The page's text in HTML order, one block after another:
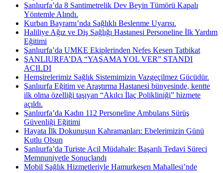
Şanlıurfa’da 8 Santimetrelik Dev Beyin Tümörü Kapalı
Yöntemle Alındı.
Kurban Bayramı’nda Sağlıklı Beslenme Uyarısı.
Haliliye Ağız ve Diş Sağlığı Hastanesi Personeline İlk Yardım
Eğitimi
Şanlıurfa’da UMKE Ekiplerinden Nefes Kesen Tatbikat
ŞANLIURFA’DA “YAŞAMA YOL VER” STANDI
AÇILDI
Hemşirelerimiz Sağlık Sistemimizin Vazgeçilmez Gücüdür.
Şanlıurfa Eğitim ve Araştırma Hastanesi bünyesinde, kentte
ilk olma özelliği taşıyan “Akılcı İlaç Polikliniği” hizmete
açıldı.
Şanlıurfa’da Kadın 112 Personeline Ambulans Sürüş
Güvenliği Eğitimi
Hayata İlk Dokunuşun Kahramanları: Ebelerimizin Günü
Kutlu Olsun
Şanlıurfa’da Turiste Acil Müdahale: Başarılı Tedavi Süreci
Memnuniyetle Sonuçlandı
Mobil Sağlık Hizmetleriyle Hamurkesen Mahallesi’nde